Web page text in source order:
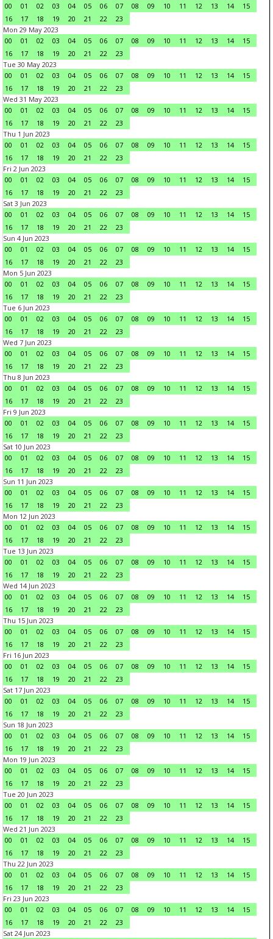
00
01 02 03 04 05 06 07 08 09 10 11 12 13 14
15
16
17 18 19 20 21 22
23
Mon 29 May 2023
00
01 02 03 04 05 06 07 08 09 10 11 12 13 14
15
16
17 18 19 20 21 22
23
Tue 30 May 2023
00
01 02 03 04 05 06 07 08 09 10 11 12 13 14
15
16
17 18 19 20 21 22
23
Wed 31 May 2023
00
01 02 03 04 05 06 07 08 09 10 11 12 13 14
15
16
17 18 19 20 21 22
23
Thu 1 Jun 2023
00
01 02 03 04 05 06 07 08 09 10 11 12 13 14
15
16
17 18 19 20 21 22
23
Fri 2 Jun 2023
00
01 02 03 04 05 06 07 08 09 10 11 12 13 14
15
16
17 18 19 20 21 22
23
Sat 3 Jun 2023
00
01 02 03 04 05 06 07 08 09 10 11 12 13 14
15
16
17 18 19 20 21 22
23
Sun 4 Jun 2023
00
01 02 03 04 05 06 07 08 09 10 11 12 13 14
15
16
17 18 19 20 21 22
23
Mon 5 Jun 2023
00
01 02 03 04 05 06 07 08 09 10 11 12 13 14
15
16
17 18 19 20 21 22
23
Tue 6 Jun 2023
00
01 02 03 04 05 06 07 08 09 10 11 12 13 14
15
16
17 18 19 20 21 22
23
Wed 7 Jun 2023
00
01 02 03 04 05 06 07 08 09 10 11 12 13 14
15
16
17 18 19 20 21 22
23
Thu 8 Jun 2023
00
01 02 03 04 05 06 07 08 09 10 11 12 13 14
15
16
17 18 19 20 21 22
23
Fri 9 Jun 2023
00
01 02 03 04 05 06 07 08 09 10 11 12 13 14
15
16
17 18 19 20 21 22
23
Sat 10 Jun 2023
00
01 02 03 04 05 06 07 08 09 10 11 12 13 14
15
16
17 18 19 20 21 22
23
Sun 11 Jun 2023
00
01 02 03 04 05 06 07 08 09 10 11 12 13 14
15
16
17 18 19 20 21 22
23
Mon 12 Jun 2023
00
01 02 03 04 05 06 07 08 09 10 11 12 13 14
15
16
17 18 19 20 21 22
23
Tue 13 Jun 2023
00
01 02 03 04 05 06 07 08 09 10 11 12 13 14
15
16
17 18 19 20 21 22
23
Wed 14 Jun 2023
00
01 02 03 04 05 06 07 08 09 10 11 12 13 14
15
16
17 18 19 20 21 22
23
Thu 15 Jun 2023
00
01 02 03 04 05 06 07 08 09 10 11 12 13 14
15
16
17 18 19 20 21 22
23
Fri 16 Jun 2023
00
01 02 03 04 05 06 07 08 09 10 11 12 13 14
15
16
17 18 19 20 21 22
23
Sat 17 Jun 2023
00
01 02 03 04 05 06 07 08 09 10 11 12 13 14
15
16
17 18 19 20 21 22
23
Sun 18 Jun 2023
00
01 02 03 04 05 06 07 08 09 10 11 12 13 14
15
16
17 18 19 20 21 22
23
Mon 19 Jun 2023
00
01 02 03 04 05 06 07 08 09 10 11 12 13 14
15
16
17 18 19 20 21 22
23
Tue 20 Jun 2023
00
01 02 03 04 05 06 07 08 09 10 11 12 13 14
15
16
17 18 19 20 21 22
23
Wed 21 Jun 2023
00
01 02 03 04 05 06 07 08 09 10 11 12 13 14
15
16
17 18 19 20 21 22
23
Thu 22 Jun 2023
00
01 02 03 04 05 06 07 08 09 10 11 12 13 14
15
16
17 18 19 20 21 22
23
Fri 23 Jun 2023
00
01 02 03 04 05 06 07 08 09 10 11 12 13 14
15
16
17 18 19 20 21 22
23
Sat 24 Jun 2023